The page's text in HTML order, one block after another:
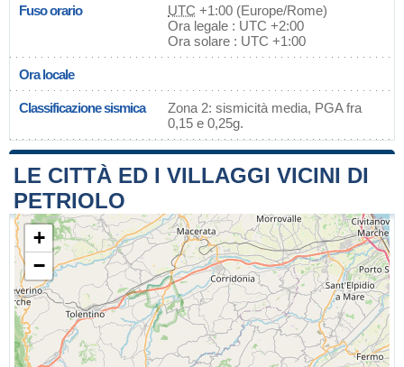
Fuso orario UTC +1:00 (Europe/Rome)
Ora legale : UTC +2:00
Ora solare : UTC +1:00
Ora locale
Classificazione sismica
Zona 2: sismicità media, PGA fra
0,15 e 0,25g.
LE CITTÀ ED I VILLAGGI VICINI DI
PETRIOLO
+
−